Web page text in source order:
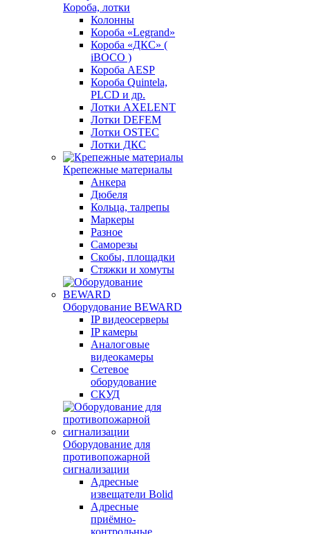
Короба, лотки
Колонны
Короба «Legrand»
Короба «ДКС» (
iBOCO )
Короба AESP
Короба Quintela,
PLCD и др.
Лотки AXELENT
Лотки DEFEM
Лотки OSTEC
Лотки ДКС
Крепежные материалы
Анкера
Дюбеля
Кольца, талрепы
Маркеры
Разное
Саморезы
Скобы, площадки
Стяжки и хомуты
Оборудование BEWARD
IP видеосерверы
IP камеры
Аналоговые
видеокамеры
Сетевое
оборудование
СКУД
Оборудование для
противопожарной
сигнализации
Адресные
извещатели Bolid
Адресные
приёмно-
контрольные